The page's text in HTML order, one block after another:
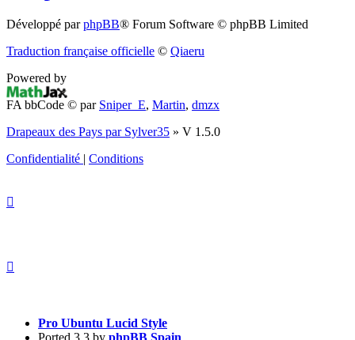
(S’ouvre
nouvel
Développé parphpBB® Forum Software © phpBB Limited
Traduction française officielle © Qiaeru
Powered by
FA bbCode © par Sniper_E, Martin, dmzx
Drapeaux des Pays par Sylver35 » V 1.5.0
Confidentialité | Conditions
Pro Ubuntu Lucid Style
Ported 3.3 by phpBB Spain